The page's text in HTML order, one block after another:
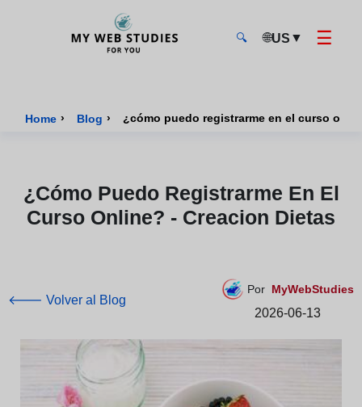
🔍 🌐US ▼ ☰
Home › Blog › ¿cómo puedo registrarme en el curso
¿cómo Puedo Registrarme En El
Curso Online? - Creacion Dietas
🡐 Volver al Blog
Por MyWebStudies
2026-06-13